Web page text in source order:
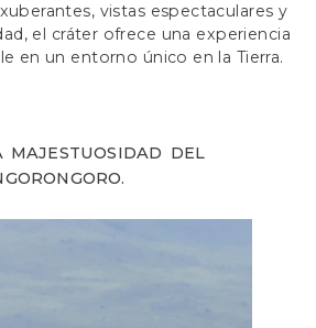
vistas espectaculares y
el cráter ofrece una experiencia
en un entorno único en la Tierra.
MAJESTUOSIDAD DEL